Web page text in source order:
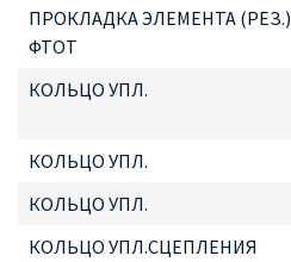
ПРОКЛАДКА ЭЛЕМЕНТА (РЕЗ.)
ФТОТ
КОЛЬЦО УПЛ.
КОЛЬЦО УПЛ.
КОЛЬЦО УПЛ.
КОЛЬЦО УПЛ.СЦЕПЛЕНИЯ